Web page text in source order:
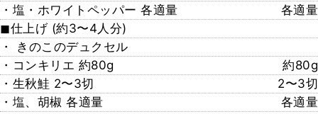
・塩・ホワイトペッパー 各適量
各適量
◼︎仕上げ (約3〜4人分)
・ きのこのデュクセル
・コンキリエ 約80g
約80g
・生秋鮭 2〜3切
2〜3切
・塩、胡椒 各適量
各適量